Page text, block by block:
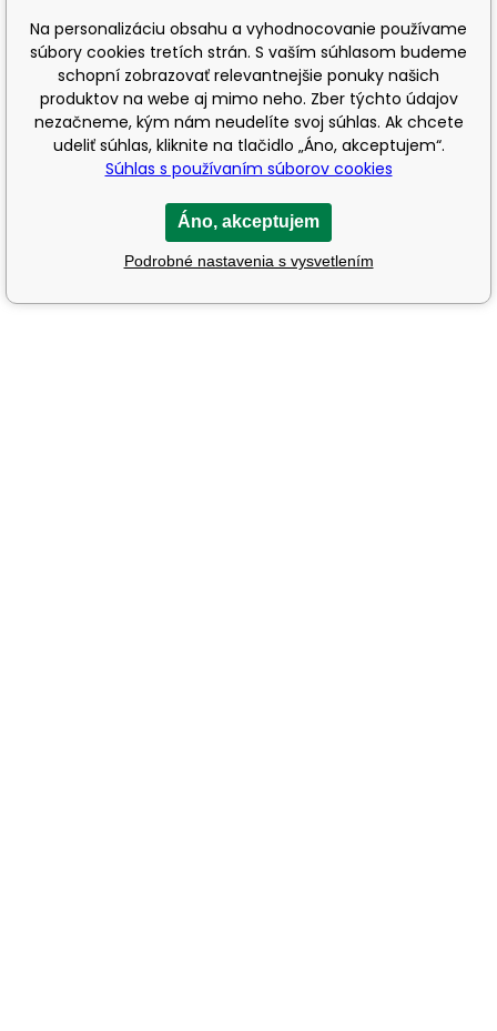
Na personalizáciu obsahu a vyhodnocovanie používame
súbory cookies tretích strán. S vaším súhlasom budeme
schopní zobrazovať relevantnejšie ponuky našich
produktov na webe aj mimo neho. Zber týchto údajov
nezačneme, kým nám neudelíte svoj súhlas. Ak chcete
udeliť súhlas, kliknite na tlačidlo „Áno, akceptujem“.
Súhlas s používaním súborov cookies
Áno, akceptujem
Podrobné nastavenia s vysvetlením